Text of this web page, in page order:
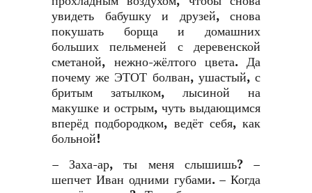
увидеть бабушку и друзей, снова
покушать борща и домашних
больших пельменей с деревенской
сметаной, нежно-жёлтого цвета. Да
почему же ЭТОТ болван, ушастый, с
бритым затылком, лысиной на
макушке и острым, чуть выдающимся
вперёд подбородком, ведёт себя, как
больной!
– Заха-ар, ты меня слышишь? –
шепчет Иван одними губами. – Когда